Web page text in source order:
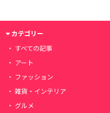
カテゴリー
すべての記事
アート
ファッション
雑貨・インテリア
グルメ